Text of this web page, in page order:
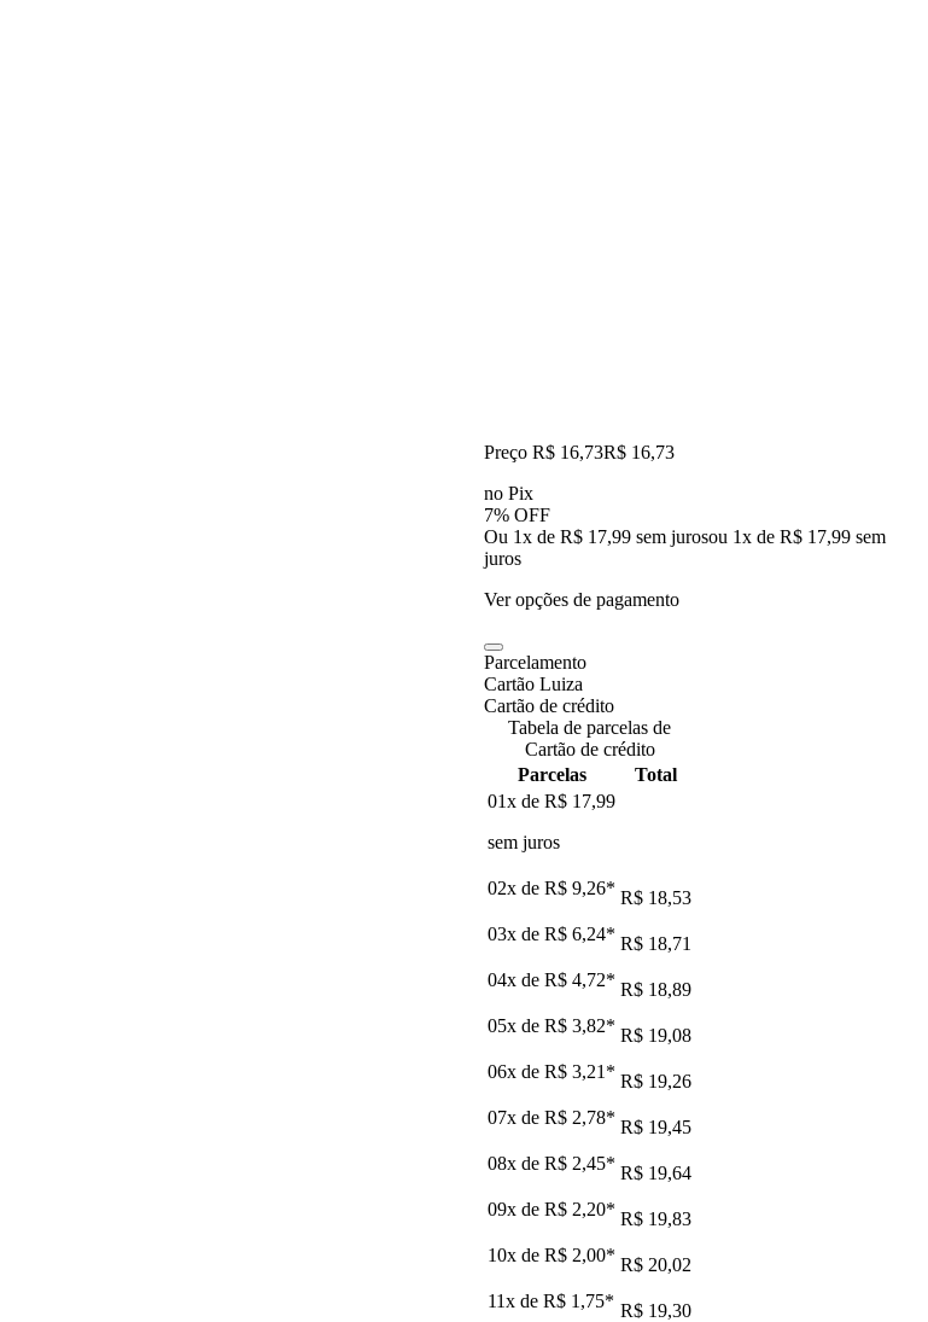
Preço R$ 16,73R$ 16,73
no Pix
7% OFF
Ou 1x de R$ 17,99 sem jurosou 1x de R$ 17,99 sem
juros
Ver opções de pagamento
Parcelamento
Cartão Luiza
Cartão de crédito
Tabela de parcelas de
Cartão de crédito
Parcelas
Total
01x de R$ 17,99
sem juros
02x de R$ 9,26* R$ 18,53
03x de R$ 6,24* R$ 18,71
04x de R$ 4,72* R$ 18,89
05x de R$ 3,82* R$ 19,08
06x de R$ 3,21 * R$ 19,26
07x de R$ 2,78* R$ 19,45
08x de R$ 2,45* R$ 19,64
09x de R$ 2,20* R$ 19,83
10x de R$ 2,00* R$ 20,02
11x de R$ 1,75* R$ 19,30